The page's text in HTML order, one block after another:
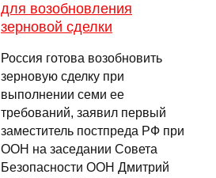
для возобновления
зерновой сделки
Россия готова возобновить
зерновую сделку при
выполнении семи ее
требований, заявил первый
заместитель постпреда РФ при
ООН на заседании Совета
Безопасности ООН Дмитрий